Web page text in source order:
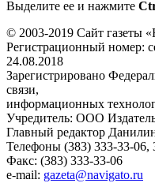
Выделите ее и нажмите
© 2003-2019 Сайт газеты
Регистрационный номер:
24.08.2018
Зарегистрировано
связи,
информационных
Учредитель: ООО
Главный редактор
Телефоны (383) 333-33-06,
Факс: (383) 333-33-06
e-mail: gazeta@navigato.ru